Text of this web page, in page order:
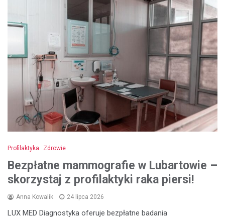
Profilaktyka Zdrowie
Bezpłatne mammografie w Lubartowie –
skorzystaj z profilaktyki raka piersi!
Anna Kowalik 24 lipca 2026
LUX MED Diagnostyka oferuje bezpłatne badania